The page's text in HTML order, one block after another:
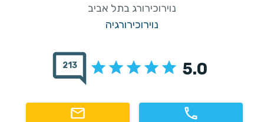
נוירוכירורג בתל אביב
נוירוכירורגיה
5.0
213